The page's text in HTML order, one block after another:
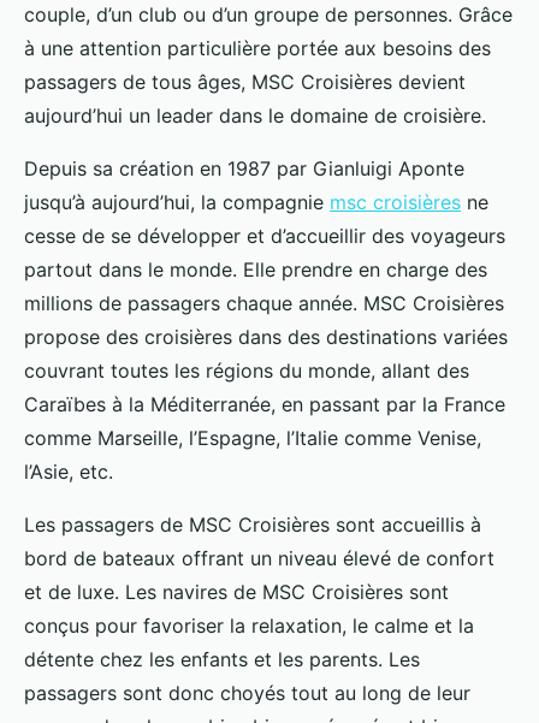
couple, d’un club ou d’un groupe de personnes. Grâce
à une attention particulière portée aux besoins des
passagers de tous âges, MSC Croisières devient
aujourd’hui un leader dans le domaine de croisière.
Depuis sa création en 1987 par Gianluigi Aponte
jusqu’à aujourd’hui, la compagnie msc croisières ne
cesse de se développer et d’accueillir des voyageurs
partout dans le monde. Elle prendre en charge des
millions de passagers chaque année. MSC Croisières
propose des croisières dans des destinations variées
couvrant toutes les régions du monde, allant des
Caraïbes à la Méditerranée, en passant par la France
comme Marseille, l’Espagne, l’Italie comme Venise,
l’Asie, etc.
Les passagers de MSC Croisières sont accueillis à
bord de bateaux offrant un niveau élevé de confort
et de luxe. Les navires de MSC Croisières sont
conçus pour favoriser la relaxation, le calme et la
détente chez les enfants et les parents. Les
passagers sont donc choyés tout au long de leur